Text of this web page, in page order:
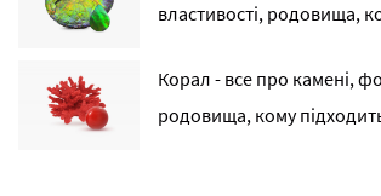
властивості, родовища,
Корал - все про камені,
родовища, кому